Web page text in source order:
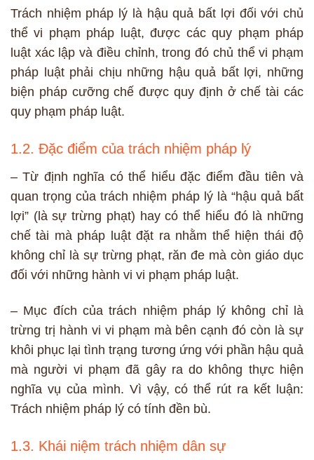
Trách nhiệm pháp lý là hậu quả bất lợi đối với chủ
thể vi phạm pháp luật, được các quy phạm pháp
luật xác lập và điều chỉnh, trong đó chủ thể vi phạm
pháp luật phải chịu những hậu quả bất lợi, những
biện pháp cưỡng chế được quy định ở chế tài các
quy phạm pháp luật.
1.2. Đặc điểm của trách nhiệm pháp lý
– Từ định nghĩa có thể hiểu đặc điểm đầu tiên và
quan trọng của trách nhiệm pháp lý là “hậu quả bất
lợi” (là sự trừng phạt) hay có thể hiểu đó là những
chế tài mà pháp luật đặt ra nhằm thể hiện thái độ
không chỉ là sự trừng phạt, răn đe mà còn giáo dục
đối với những hành vi vi phạm pháp luật.
– Mục đích của trách nhiệm pháp lý không chỉ là
trừng trị hành vi vi phạm mà bên cạnh đó còn là sự
khôi phục lại tình trạng tương ứng với phần hậu quả
mà người vi phạm đã gây ra do không thực hiện
nghĩa vụ của mình. Vì vậy, có thể rút ra kết luận:
Trách nhiệm pháp lý có tính đền bù.
1.3. Khái niệm trách nhiệm dân sự